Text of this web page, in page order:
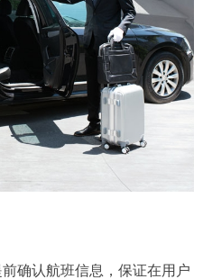
前确认航班信息，保证在用户